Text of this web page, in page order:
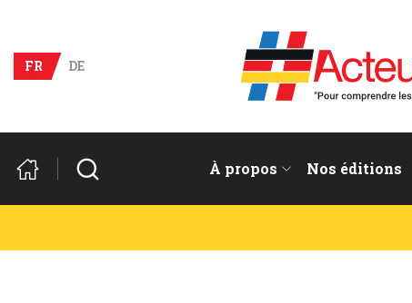
Acteurs du franco-allemand
FR
DE
À propos Nos éditions
Rechercher